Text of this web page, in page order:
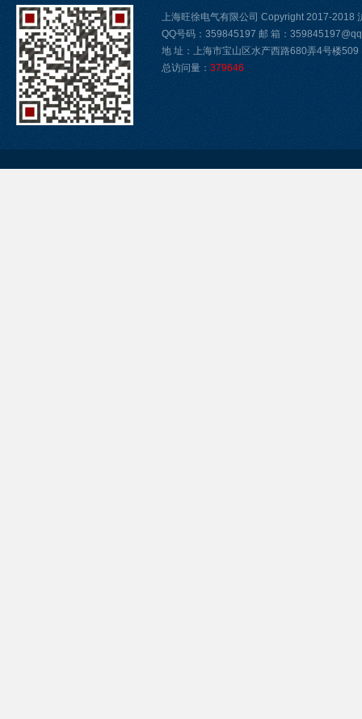
上海旺徐电气有限公司 Copyright 2017-2018
QQ号码：359845197 邮 箱：
地 址：上海市宝山区水产西路680弄4号楼509
总访问量： 379646